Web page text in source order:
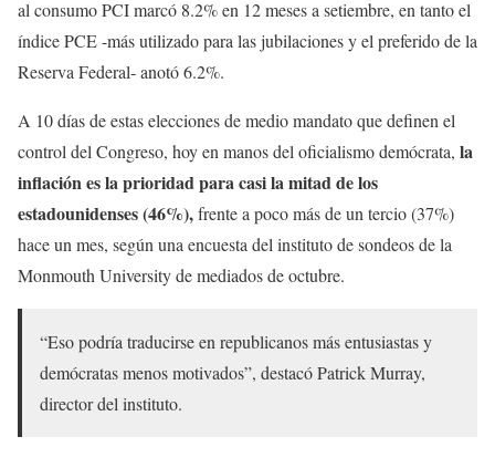
al consumo PCI marcó 8.2% en 12 meses a setiembre, en tanto el
índice PCE -más utilizado para las jubilaciones y el preferido de la
Reserva Federal- anotó 6.2%.
A 10 días de estas elecciones de medio mandato que definen el
control del Congreso, hoy en manos del oficialismo demócrata, la
inflación es la prioridad para casi la mitad de los
estadounidenses (46%),frente a poco más de un tercio (37%)
hace un mes, según una encuesta del instituto de sondeos de la
Monmouth University de mediados de octubre.
“Eso podría traducirse en republicanos más entusiastas y
demócratas menos motivados”, destacó Patrick Murray,
director del instituto.